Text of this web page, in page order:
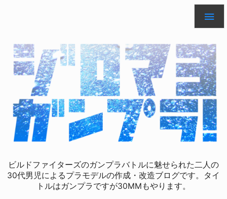

ビルドファイターズのガンプラバトルに魅せられた二人の
30代男児によるプラモデルの作成・改造ブログです。タイ
トルはガンプラですが30MMもやります。